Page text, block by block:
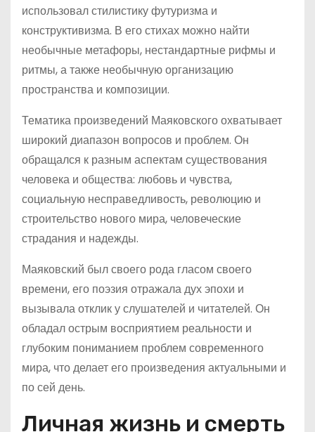
использовал стилистику футуризма и
конструктивизма. В его стихах можно найти
необычные метафоры, нестандартные рифмы и
ритмы, а также необычную организацию
пространства и композиции.
Тематика произведений Маяковского охватывает
широкий диапазон вопросов и проблем. Он
обращался к разным аспектам существования
человека и общества: любовь и чувства,
социальную несправедливость, революцию и
строительство нового мира, человеческие
страдания и надежды.
Маяковский был своего рода гласом своего
времени, его поэзия отражала дух эпохи и
вызывала отклик у слушателей и читателей. Он
обладал острым восприятием реальности и
глубоким пониманием проблем современного
мира, что делает его произведения актуальными и
по сей день.
Личная жизнь и смерть